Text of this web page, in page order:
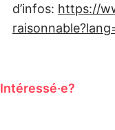
d’infos: https://
Intéressé·e?